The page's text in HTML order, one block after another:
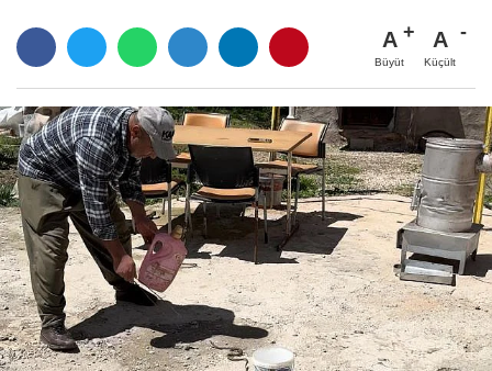
A
Büyüt
A
Küçült